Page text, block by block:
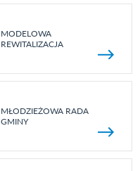
MODELOWA
REWITALIZACJA
MŁODZIEŻOWA RADA
GMINY